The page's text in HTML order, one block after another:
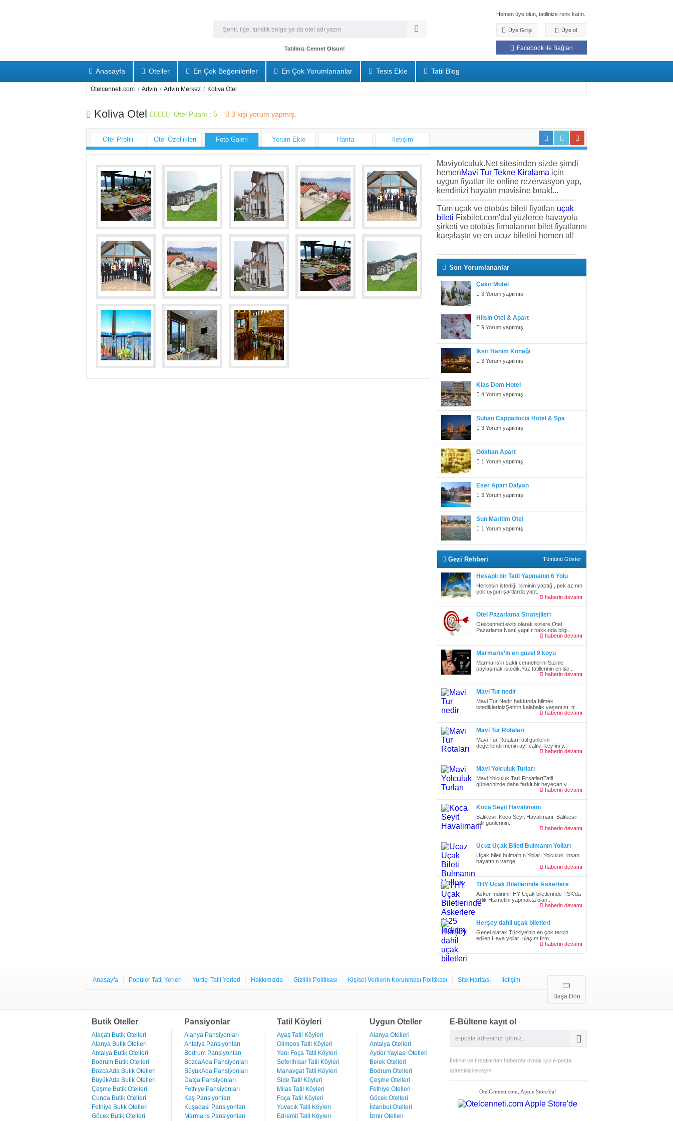
Tatiliniz Cennet Olsun!
Hemen üye olun, tatilinize renk katın.
Üye Girişi Üye ol
Facebook ile Bağlan
Anasayfa Oteller En Çok Beğenilenler En Çok Yorumlananlar Tesis Ekle Tatil Blog
Otelcenneti.com / Artvin / Artvin Merkez / Koliva Otel
Koliva Otel Otel Puanı : 5 3 kişi yorum yapmış.
Otel Profili Otel Özellikleri Foto Galeri Yorum Ekle Harita İletişim
Maviyolculuk.Net sitesinden sizde şimdi
hemenMavi Tur Tekne Kiralama için
uygun fiyatlar ile online rezervasyon yap,
kendinizi hayatın mavisine bırak!...
--------------------------------------------------------
Tüm uçak ve otobüs bileti fiyatları uçak
bileti Fixbilet.com'da! yüzlerce havayolu
şirketi ve otobüs firmalarının bilet fiyatlarını
karşılaştır ve en ucuz biletini hemen al!
--------------------------------------------------------
Son Yorumlananlar
Çakır Motel
3 Yorum yapılmış.
Hilsin Otel & Apart
9 Yorum yapılmış.
İksir Hanım Konağı
3 Yorum yapılmış.
Klas Dom Hotel
4 Yorum yapılmış.
Suhan Cappadocia Hotel & Spa
3 Yorum yapılmış.
Gökhan Apart
1 Yorum yapılmış.
Eser Apart Dalyan
3 Yorum yapılmış.
Sun Maritim Otel
1 Yorum yapılmış.
Gezi Rehberi Tümünü Göster
Hesaplı bir Tatil Yapmanın 6 Yolu
Herkesin istediği, kiminin yaptığı, pek azının
çok uygun şartlarda yapt..
haberin devamı
Otel Pazarlama Stratejileri
Otelcenneti ekibi olarak sizlere Otel
Pazarlama Nasıl yapılır hakkında bilgi..
haberin devamı
Marmaris’in en güzel 9 koyu
Marmaris'in saklı cennetlerini Sizinle
paylaşmak istedik.Yaz tatillerinin en &c..
haberin devamı
Mavi Tur nedir
Mavi Tur Nedir hakkında bilmek
istediklerinizŞehrin kalabalık yaşantısı, tr..
haberin devamı
Mavi Tur Rotaları
Mavi Tur RotalarıTatil günlerini
değerlendirmenin ayrıcalıklı keyfini y..
haberin devamı
Mavi Yolculuk Turları
Mavi Yolculuk Tatil FirsatlarıTatil
günlerinizde daha farklı bir heyecan y..
haberin devamı
Koca Seyit Havalimanı
Balıkesir Koca Seyit Havalimanı Balıkesir
tatil günlerinin..
haberin devamı
Ucuz Uçak Bileti Bulmanın Yolları
Uçak bileti bulma'nın Yolları Yolculuk, insan
hayatının vazge..
haberin devamı
THY Uçak Biletlerinde Askerlere
%25 İndirim
Asker İndirimiTHY Uçak biletlerinde TSK'da
Erlik Hizmetini yapmakta olan ..
haberin devamı
Herşey dahil uçak biletleri
Genel olarak Türkiye'nin en çok tercih
edilen Hava yolları ulaşım firm..
haberin devamı
Anasayfa Popüler Tatil Yerleri Yurtiçi Tatil Yerleri Hakkımızda Gizlilik Politikası Kişisel Verilerin Korunması Politikası Site Haritası İletişim
Başa Dön
Butik Oteller
Alaçatı Butik Otelleri
Alanya Butik Otelleri
Antalya Butik Otelleri
Bodrum Butik Otelleri
BozcaAda Butik Otelleri
BüyükAda Butik Otelleri
Çeşme Butik Otelleri
Cunda Butik Otelleri
Fethiye Butik Otelleri
Göcek Butik Otelleri
Pansiyonlar
Alanya Pansiyonları
Antalya Pansiyonları
Bodrum Pansiyonları
BozcaAda Pansiyonları
BüyükAda Pansiyonları
Datça Pansiyonları
Fethiye Pansiyonları
Kaş Pansiyonları
Kuşadasi Pansiyonları
Marmaris Pansiyonları
Tatil Köyleri
Ayaş Tatil Köyleri
Olimpos Tatil Köyleri
Yeni Foça Tatil Köyleri
Seferihisar Tatil Köyleri
Manavgat Tatil Köyleri
Side Tatil Köyleri
Milas Tatil Köyleri
Foça Tatil Köyleri
Yuvacık Tatil Köyleri
Edremit Tatil Köyleri
Uygun Oteller
Alanya Otelleri
Antalya Otelleri
Ayder Yaylası Otelleri
Belek Otelleri
Bodrum Otelleri
Çeşme Otelleri
Fethiye Otelleri
Göcek Otelleri
İstanbul Otelleri
İzmir Otelleri
E-Bültene kayıt ol
İndirim ve fırsatlardan haberdar olmak için e-posta
adresinizi ekleyin.
OtelCenneti.com, Apple Store'da!